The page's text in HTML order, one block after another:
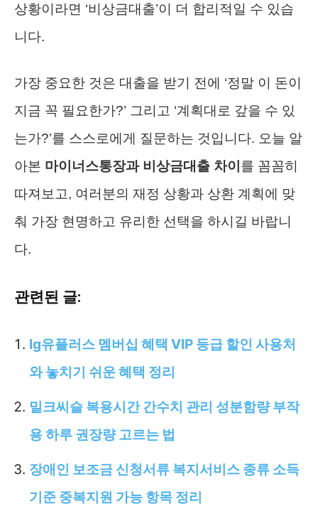
상황이라면 ‘비상금대출’이 더 합리적일 수 있습
니다.
가장 중요한 것은 대출을 받기 전에 ‘정말 이 돈이
지금 꼭 필요한가?’ 그리고 ‘계획대로 갚을 수 있
는가?’를 스스로에게 질문하는 것입니다. 오늘 알
아본 마이너스통장과 비상금대출 차이 를 꼼꼼히
따져보고, 여러분의 재정 상황과 상환 계획에 맞
춰 가장 현명하고 유리한 선택을 하시길 바랍니
다.
관련된 글:
lg유플러스 멤버십 혜택 VIP 등급 할인 사용처
와 놓치기 쉬운 혜택 정리
밀크씨슬 복용시간 간수치 관리 성분함량 부작
용 하루 권장량 고르는 법
장애인 보조금 신청서류 복지서비스 종류 소득
기준 중복지원 가능 항목 정리